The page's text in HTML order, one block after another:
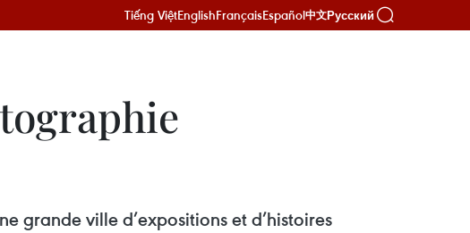
Tiếng ViệtEnglishFrançaisEspañol中文Русский
grande ville d’expositions et d’histoires